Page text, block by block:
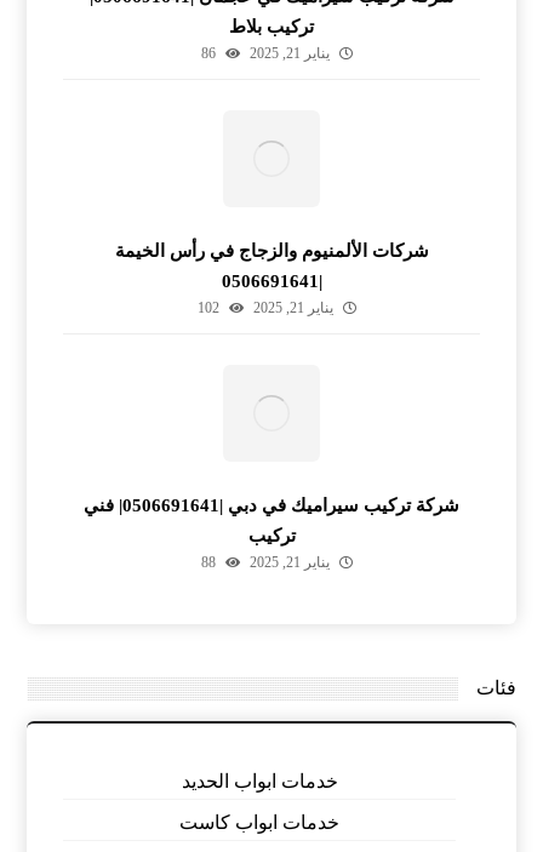
تركيب بلاط
يناير 21, 2025 86
شركات الألمنيوم والزجاج في رأس الخيمة
|0506691641
يناير 21, 2025 102
شركة تركيب سيراميك في دبي |0506691641| فني
تركيب
يناير 21, 2025 88
فئات
خدمات ابواب الحديد
خدمات ابواب كاست